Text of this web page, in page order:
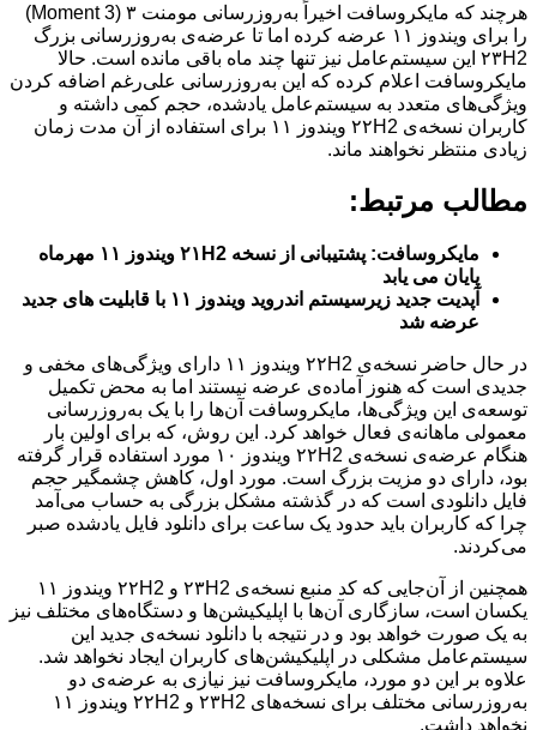
هرچند که مایکروسافت اخیراً به‌روزرسانی مومنت ۳ (Moment 3)
را برای ویندوز ۱۱ عرضه کرده اما تا عرضه‌ی به‌روزرسانی بزرگ
۲۳H2 این سیستم‌عامل نیز تنها چند ماه باقی مانده است. حالا
مایکروسافت اعلام کرده که این به‌روزرسانی علی‌رغم اضافه کردن
ویژگی‌های متعدد به سیستم‌عامل یادشده، حجم کمی داشته و
کاربران نسخه‌ی ۲۲H2 ویندوز ۱۱ برای استفاده از آن مدت زمان
زیادی منتظر نخواهند ماند.
مطالب مرتبط:
مایکروسافت: پشتیبانی از نسخه ۲۱H2 ویندوز ۱۱ مهرماه
پایان می یابد
آپدیت جدید زیرسیستم اندروید ویندوز ۱۱ با قابلیت های جدید
عرضه شد
در حال حاضر نسخه‌ی ۲۲H2 ویندوز ۱۱ دارای ویژگی‌های مخفی و
جدیدی است که هنوز آماده‌ی عرضه‌ نیستند اما به محض تکمیل
توسعه‌ی این ویژگی‌ها، مایکروسافت آن‌ها را با یک به‌روزرسانی
معمولی ماهانه‌ی فعال خواهد کرد. این روش، که برای اولین بار
هنگام عرضه‌ی نسخه‌ی ۲۲H2 ویندوز ۱۰ مورد استفاده قرار گرفته
بود، دارای دو مزیت بزرگ است. مورد اول، کاهش چشمگیر حجم
فایل دانلودی است که در گذشته مشکل بزرگی به حساب می‌آمد
چرا که کاربران باید حدود یک ساعت برای دانلود فایل یادشده صبر
می‌کردند.
همچنین از آن‌جایی که کد منبع نسخه‌ی ۲۳H2 و ۲۲H2 ویندوز ۱۱
یکسان است، سازگاری آن‌ها با اپلیکیشن‌ها و دستگاه‌های مختلف نیز
به یک صورت خواهد بود و در نتیجه با دانلود نسخه‌ی جدید این
سیستم‌عامل مشکلی در اپلیکیشن‌های کاربران ایجاد نخواهد شد.
علاوه بر این دو مورد، مایکروسافت نیز نیازی به عرضه‌ی دو
به‌روزرسانی مختلف برای نسخه‌های ۲۳H2 و ۲۲H2 ویندوز ۱۱
نخواهد داشت.